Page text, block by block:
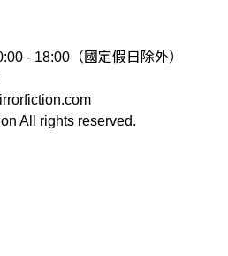
- 18:00（國定假日除外）
All rights reserved.